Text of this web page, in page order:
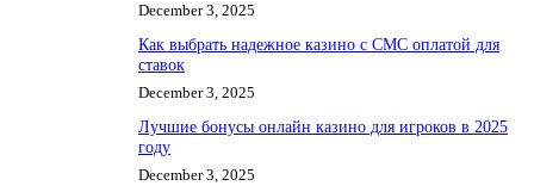
December 3, 2025
Как выбрать надежное казино с СМС оплатой для
ставок
December 3, 2025
Лучшие бонусы онлайн казино для игроков в 2025
году
December 3, 2025